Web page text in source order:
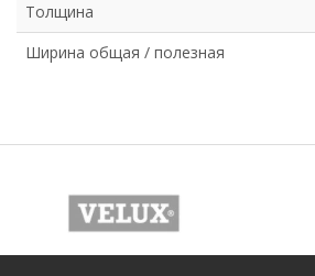
Толщина
Ширина общая / полезная